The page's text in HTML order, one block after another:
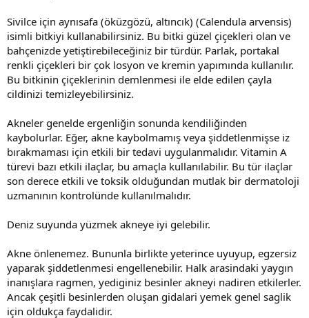
Sivilce için aynısafa (öküzgözü, altıncık) (Calendula arvensis)
isimli bitkiyi kullanabilirsiniz. Bu bitki güzel çiçekleri olan ve
bahçenizde yetiştirebileceğiniz bir türdür. Parlak, portakal
renkli çiçekleri bir çok losyon ve kremin yapımında kullanılır.
Bu bitkinin çiçeklerinin demlenmesi ile elde edilen çayla
cildinizi temizleyebilirsiniz.
Akneler genelde ergenliğin sonunda kendiliğinden
kaybolurlar. Eğer, akne kaybolmamış veya şiddetlenmişse iz
bırakmaması için etkili bir tedavi uygulanmalıdır. Vitamin A
türevi bazı etkili ilaçlar, bu amaçla kullanılabilir. Bu tür ilaçlar
son derece etkili ve toksik olduğundan mutlak bir dermatoloji
uzmanının kontrolünde kullanılmalıdır.
Deniz suyunda yüzmek akneye iyi gelebilir.
Akne önlenemez. Bununla birlikte yeterince uyuyup, egzersiz
yaparak şiddetlenmesi engellenebilir. Halk arasindaki yaygın
inanışlara ragmen, yediginiz besinler akneyi nadiren etkilerler.
Ancak çeşitli besinlerden oluşan gidalari yemek genel saglik
için oldukça faydalidir.